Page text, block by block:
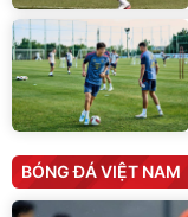
BÓNG ĐÁ VIỆT NAM